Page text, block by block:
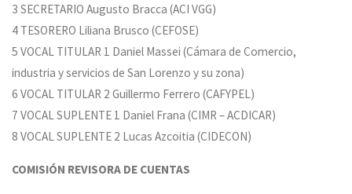
3 SECRETARIO Augusto Bracca (ACI VGG)
4 TESORERO Liliana Brusco (CEFOSE)
5 VOCAL TITULAR 1 Daniel Massei (Cámara de Comercio,
industria y servicios de San Lorenzo y su zona)
6 VOCAL TITULAR 2 Guillermo Ferrero (CAFYPEL)
7 VOCAL SUPLENTE 1 Daniel Frana (CIMR – ACDICAR)
8 VOCAL SUPLENTE 2 Lucas Azcoitia (CIDECON)
COMISIÓN REVISORA DE CUENTAS